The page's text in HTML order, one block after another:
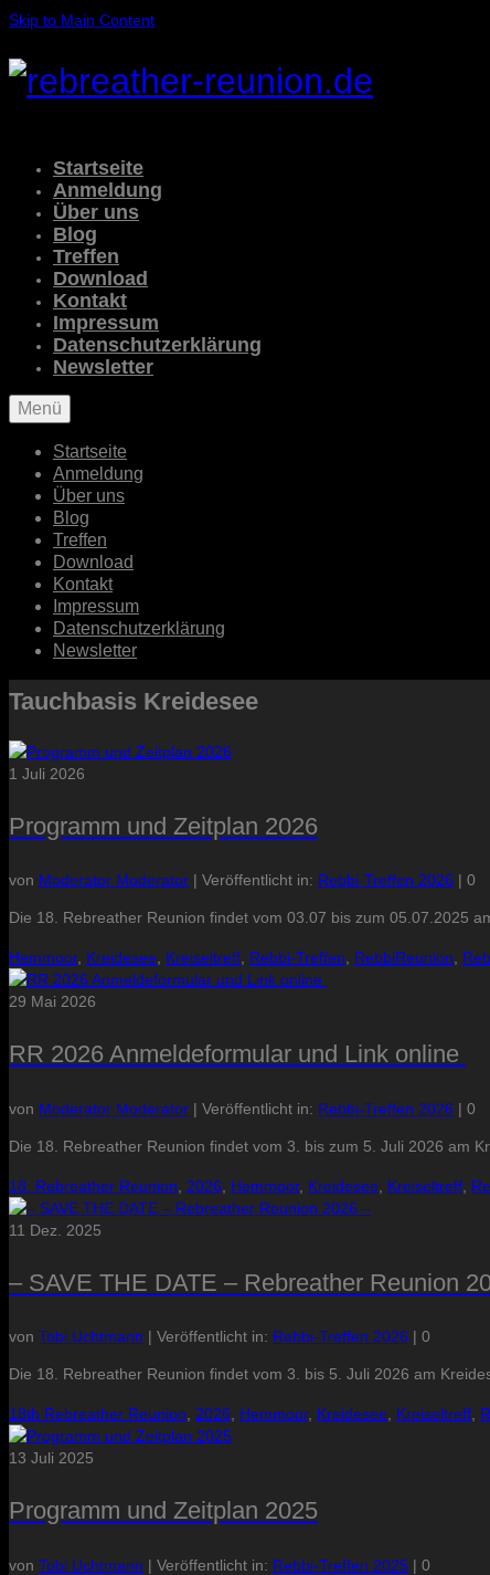
Skip to Main Content
Startseite
Anmeldung
Über uns
Blog
Treffen
Download
Kontakt
Impressum
Datenschutzerklärung
Newsletter
Menü
Startseite
Anmeldung
Über uns
Blog
Treffen
Download
Kontakt
Impressum
Datenschutzerklärung
Newsletter
Tauchbasis Kreidesee
1 Juli 2026
Programm und Zeitplan 2026
von Moderator Moderator | Veröffentlicht in: Rebbi-Treffen 2026 | 0
Die 18. Rebreather Reunion findet vom 03.07 bis zum 05.07.2025
Hemmoor, Kreidesee, Kreiseltreff, Rebbi-Treffen, RebbiReunion,
29 Mai 2026
RR 2026 Anmeldeformular und Link online
von Moderator Moderator | Veröffentlicht in: Rebbi-Treffen 2026 | 0
Die 18. Rebreather Reunion findet vom 3. bis zum 5. Juli 2026 am
18. Rebreather Reunion 2026 Hemmoor, Kreidesee Kreiseltreff
11 Dez. 2025
– SAVE THE DATE – Rebreather Reunion
von Tobi Uchtmann | Veröffentlicht in: Rebbi-Treffen 2026 | 0
Die 18. Rebreather Reunion findet vom 3. bis 5. Juli 2026 am
18th Rebreather Reunion, 2026, Hemmoor, Kreidesee, Kreiseltreff,
13 Juli 2025
Programm und Zeitplan 2025
von Tobi Uchtmann | Veröffentlicht in: Rebbi-Treffen 2025 | 0